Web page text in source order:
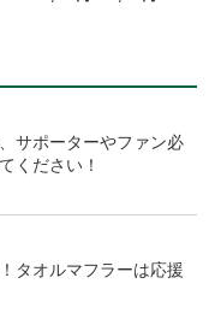
ドプレイヤー 1st 長袖
サポーターやファン必
ください！
タオルマフラーは応援